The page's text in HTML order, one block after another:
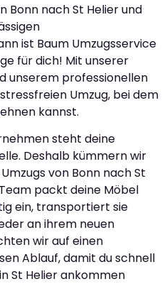
Bonn nach St Helier und
ist Baum Umzugsservice
für dich! Mit unserer
unserem professionellen
Umzug, bei dem
kannst.
steht deine
Deshalb kümmern wir
von Bonn nach St
packt deine Möbel
ein, transportiert sie
an ihrem neuen
wir auf einen
Ablauf, damit du schnell
St Helier ankommen